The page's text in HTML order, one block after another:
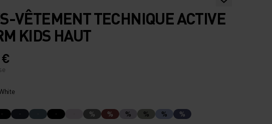
VÊTEMENT TECHNIQUE ACTIVE
KIDS HAUT
€
% % % % % %